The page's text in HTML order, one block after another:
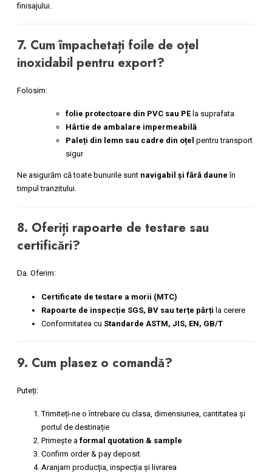
finisajului.
7. Cum împachetați foile de oțel
inoxidabil pentru export?
Folosim:
folie protectoare din PVC sau PEla suprafata
Hârtie de ambalare impermeabilă
Paleți din lemn sau cadre din oțel pentru transport
sigur
Ne asigurăm că toate bunurile sunt navigabil și fără daune în
timpul tranzitului.
8. Oferiți rapoarte de testare sau
certificări?
Da. Oferim:
Certificate de testare a morii (MTC)
Rapoarte de inspecție SGS, BV sau terțe părți la cerere
Conformitatea cu Standarde ASTM, JIS, EN, GB/T
9. Cum plasez o comandă?
Puteți:
Trimiteți-ne o întrebare cu clasa, dimensiunea, cantitatea și
portul de destinație
Primește a formal quotation & sample
Confirm order & pay deposit
Aranjam producția, inspecția și livrarea